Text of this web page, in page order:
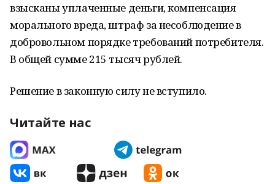
взысканы уплаченные деньги, компенсация
морального вреда, штраф за несоблюдение в
добровольном порядке требований потребителя.
В общей сумме 215 тысяч рублей.
Решение в законную силу не вступило.
Читайте нас